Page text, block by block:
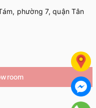
phường 7, quận Tân